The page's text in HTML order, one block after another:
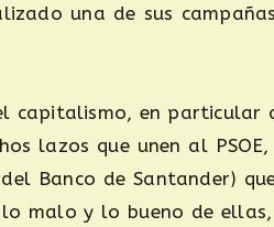
una de sus
capitalismo, en particular
lazos que unen al
Banco de Santander)
lo malo y lo bueno de